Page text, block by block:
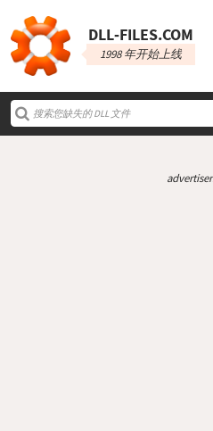
DLL‑FILES.COM
1998 年开始上线